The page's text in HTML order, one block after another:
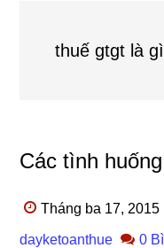
thuế gtgt là gì
Các tình
Tháng ba 17, 2015
dayketoanthue 0